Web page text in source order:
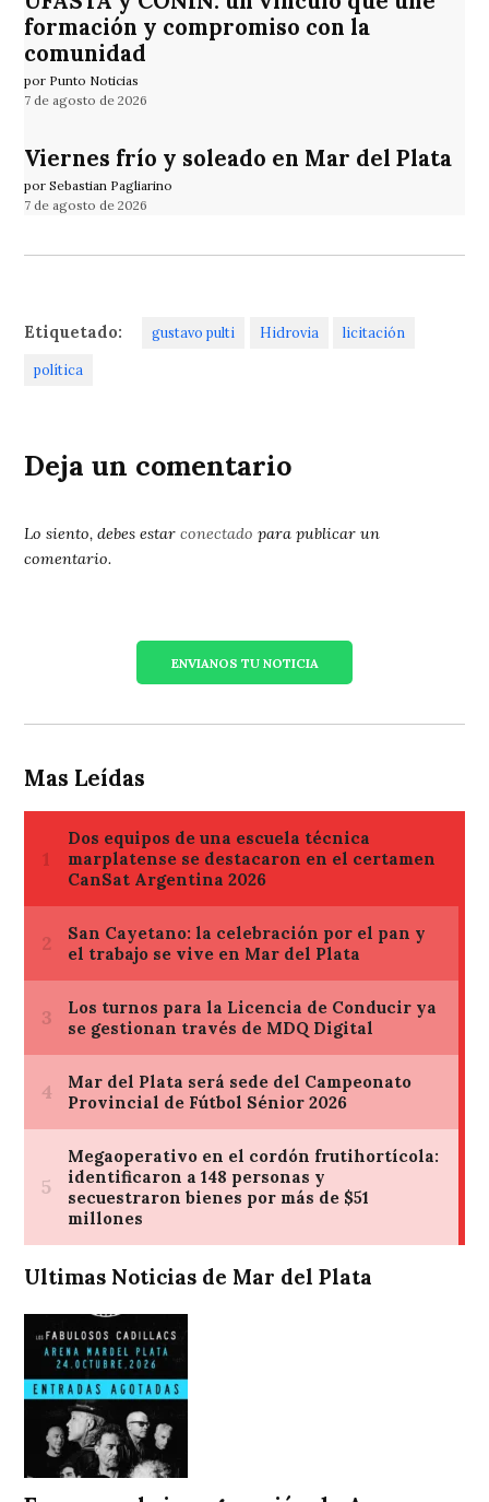
formación y compromiso con la
comunidad
por Punto Noticias
7 de agosto de 2026
Viernes frío y soleado en Mar del Plata
por Sebastian Pagliarino
7 de agosto de 2026
Etiquetado: gustavo pulti Hidrovia licitación
política
Deja un comentario
Lo siento, debes estarconectado para publicar un
comentario.
ENVIANOS TU NOTICIA
Mas Leídas
Ultimas Noticias de Mar del Plata